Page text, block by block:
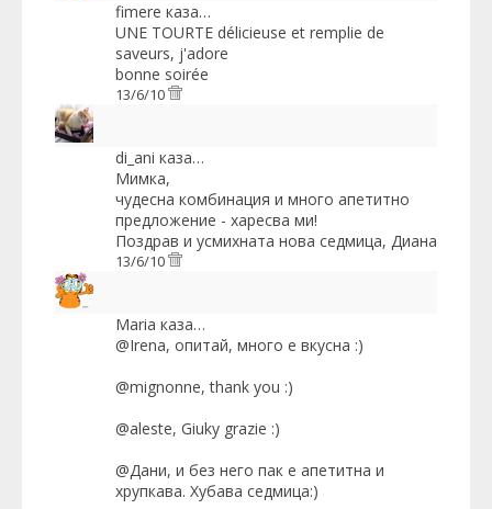
fimere каза…
UNE TOURTE délicieuse et remplie de
saveurs, j'adore
bonne soirée
13/6/10
di_ani каза…
Мимка,
чудесна комбинация и много апетитно
предложение - харесва ми!
Поздрав и усмихната нова седмица, Диана
13/6/10
Maria каза…
@Irena, опитай, много е вкусна :)
@mignonne, thank you :)
@aleste, Giuky grazie :)
@Дани, и без него пак е апетитна и
хрупкава. Хубава седмица:)